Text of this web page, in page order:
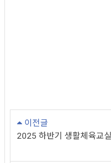
이전글
2025 하반기 생활체육교